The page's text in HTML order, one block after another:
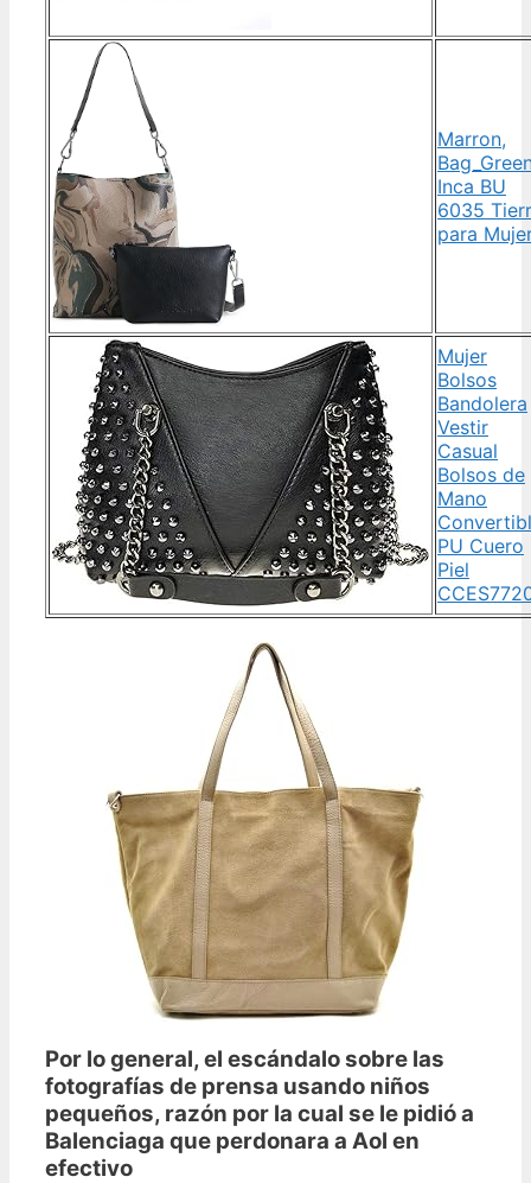
Marron,
Inca BU
6035
para
Mujer
Bolsos
Bandolera
Vestir
Casual
Bolsos de
Mano
PU Cuero
Piel
Por lo general, el escándalo sobre las
fotografías de prensa usando niños
pequeños, razón por la cual se le pidió a
Balenciaga que perdonara a Aol en
efectivo